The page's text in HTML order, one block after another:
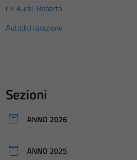
CV Aureli Roberta
Autodichiarazione
Sezioni
ANNO 2026
ANNO 2025